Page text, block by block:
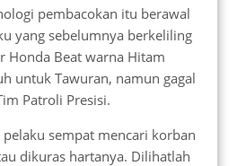
pembacokan itu berawal
yang sebelumnya berkeliling
Honda Beat warna Hitam
untuk Tawuran, namun gagal
Patroli Presisi.
sempat mencari korban
dikuras hartanya. Dilihatlah